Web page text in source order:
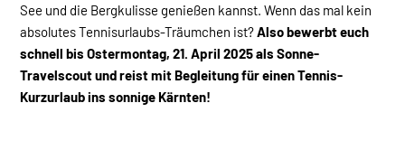
See und die Bergkulisse genießen kannst. Wenn das mal kein
absolutes Tennisurlaubs-Träumchen ist? Also bewerbt euch
schnell bis Ostermontag, 21. April 2025 als Sonne-
Travelscout und reist mit Begleitung für einen Tennis-
Kurzurlaub ins sonnige Kärnten!